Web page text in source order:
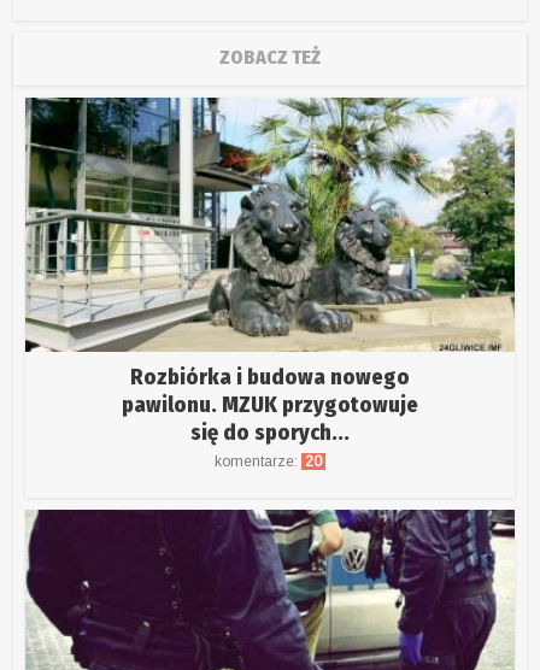
ZOBACZ TEŻ
Rozbiórka i budowa nowego
pawilonu. MZUK przygotowuje
się do sporych...
komentarze: 20